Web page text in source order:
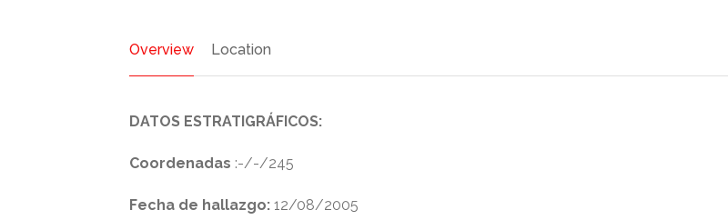
Overview Location
DATOS ESTRATIGRÁFICOS:
Coordenadas :-/-/245
Fecha de hallazgo: 12/08/2005